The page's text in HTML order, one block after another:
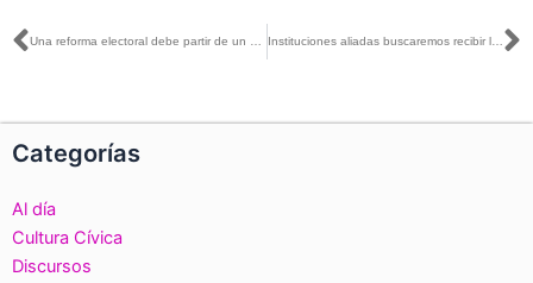
Ant Una reforma electoral debe partir de un diagnóstico claro y de un proceso de deliberación incluyente: Lorenzo Córdova Instituciones aliadas buscaremos recibir la opinión de niñas, niños y jóvenes en la CIJ 2021
Categorías
Al día
Cultura Cívica
Discursos